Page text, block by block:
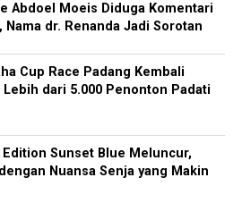
Abdoel Moeis Diduga Komentari
Nama dr. Renanda Jadi Sorotan
Cup Race Padang Kembali
dari 5.000 Penonton Padati
Edition Sunset Blue Meluncur,
Nuansa Senja yang Makin